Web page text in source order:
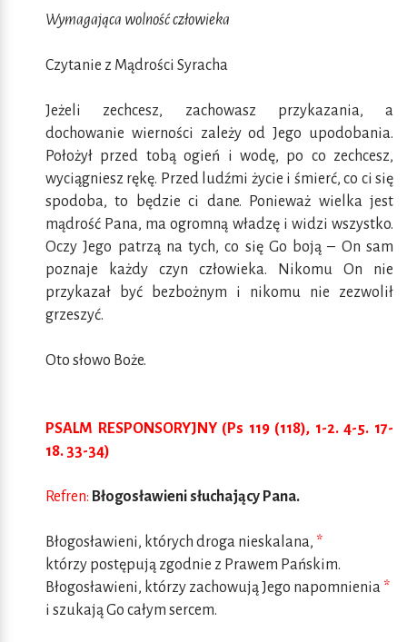
Wymagająca wolność człowieka
Czytanie z Mądrości Syracha
Jeżeli zechcesz, zachowasz przykazania, a
dochowanie wierności zależy od Jego upodobania.
Położył przed tobą ogień i wodę, po co zechcesz,
wyciągniesz rękę. Przed ludźmi życie i śmierć, co ci się
spodoba, to będzie ci dane. Ponieważ wielka jest
mądrość Pana, ma ogromną władzę i widzi wszystko.
Oczy Jego patrzą na tych, co się Go boją – On sam
poznaje każdy czyn człowieka. Nikomu On nie
przykazał być bezbożnym i nikomu nie zezwolił
grzeszyć.
Oto słowo Boże.
PSALM RESPONSORYJNY (Ps 119 (118), 1-2. 4-5. 17-
18. 33-34)
Refren: Błogosławieni słuchający Pana.
Błogosławieni, których droga nieskalana, *
którzy postępują zgodnie z Prawem Pańskim.
Błogosławieni, którzy zachowują Jego napomnienia *
i szukają Go całym sercem.